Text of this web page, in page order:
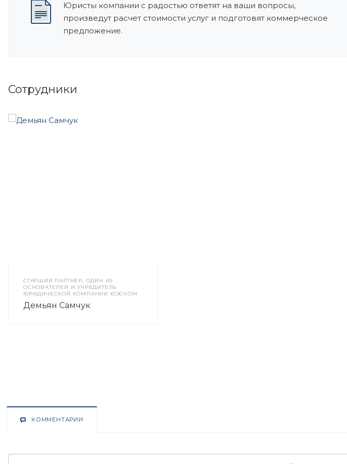
Юристы компании с радостью ответят на ваши вопросы,
произведут расчет стоимости услуг и подготовят коммерческое
предложение.
Сотрудники
CТАРШИЙ ПАРТНЁР, ОДИН ИЗ
ОСНОВАТЕЛЕЙ И УЧРЕДИТЕЛЬ
ЮРИДИЧЕСКОЙ КОМПАНИИ ЮЭСКОМ
Демьян Самчук
КОММЕНТАРИИ